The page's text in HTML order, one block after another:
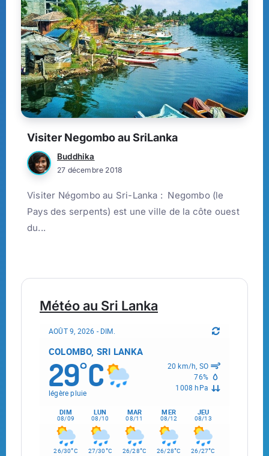
Visiter Negombo au SriLanka
Buddhika
27 décembre 2018
Visiter Négombo au Sri-Lanka : Negombo (le
Pays des serpents) est une ville de la côte ouest
du...
Météo au Sri Lanka
AOÛT 9, 2026 - DIM.
COLOMBO, SRI LANKA
29°C
légère pluie
20 km/h, SO
76%
1008 hPa
DIM
08/09
LUN
08/10
MAR
08/11
MER
08/12
JEU
08/13
26/30°C 27/30°C 26/28°C 26/28°C 26/27°C